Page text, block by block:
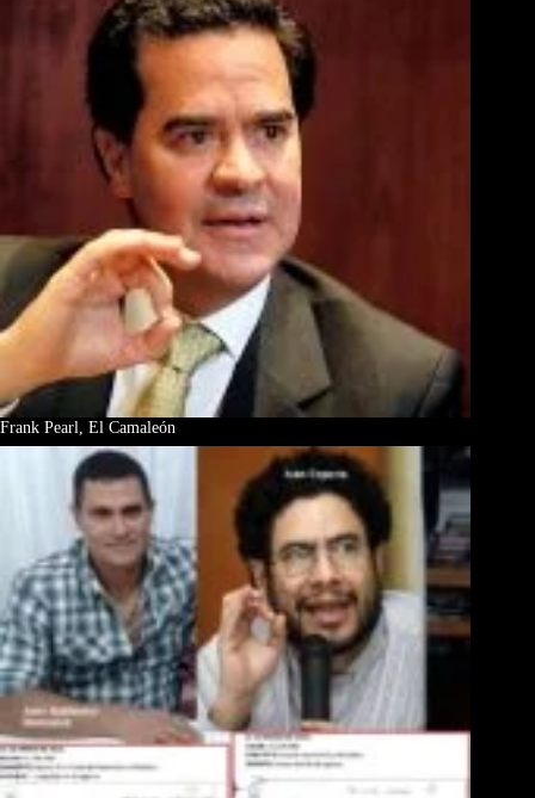
Frank Pearl, El Camaleón